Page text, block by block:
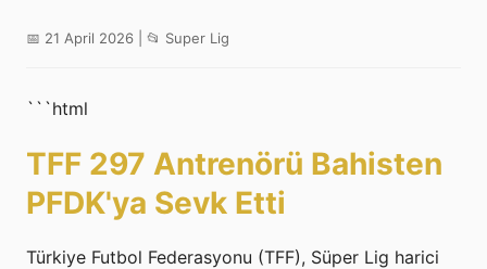
📅 21 April 2026 | 📂 Super Lig
```html
TFF 297 Antrenörü Bahisten
PFDK'ya Sevk Etti
Türkiye Futbol Federasyonu (TFF), Süper Lig harici